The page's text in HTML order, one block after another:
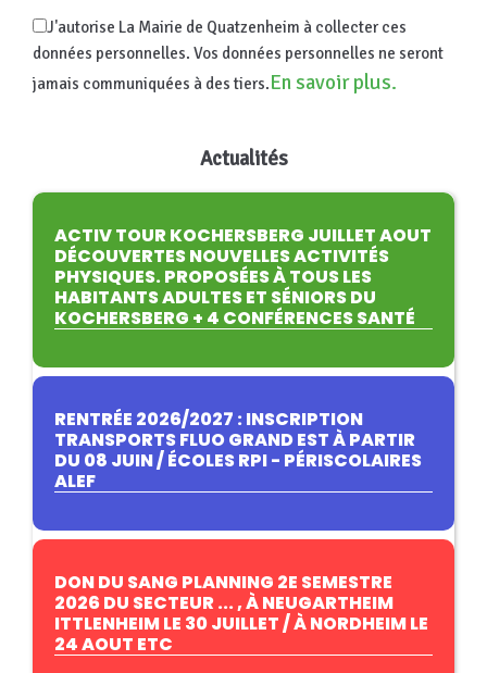
J'autorise La Mairie de Quatzenheim à collecter ces
données personnelles. Vos données personnelles ne seront
jamais communiquées à des tiers.En savoir plus.
Actualités
ACTIV TOUR KOCHERSBERG JUILLET AOUT
DÉCOUVERTES NOUVELLES ACTIVITÉS
PHYSIQUES. PROPOSÉES À TOUS LES
HABITANTS ADULTES ET SÉNIORS DU
KOCHERSBERG + 4 CONFÉRENCES SANTÉ
RENTRÉE 2026/2027 : INSCRIPTION
TRANSPORTS FLUO GRAND EST À PARTIR
DU 08 JUIN / ÉCOLES RPI - PÉRISCOLAIRES
ALEF
DON DU SANG PLANNING 2E SEMESTRE
2026 DU SECTEUR ... , À NEUGARTHEIM
ITTLENHEIM LE 30 JUILLET / À NORDHEIM LE
24 AOUT ETC